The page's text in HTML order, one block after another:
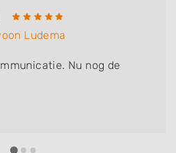
Ludema
Nu nog de